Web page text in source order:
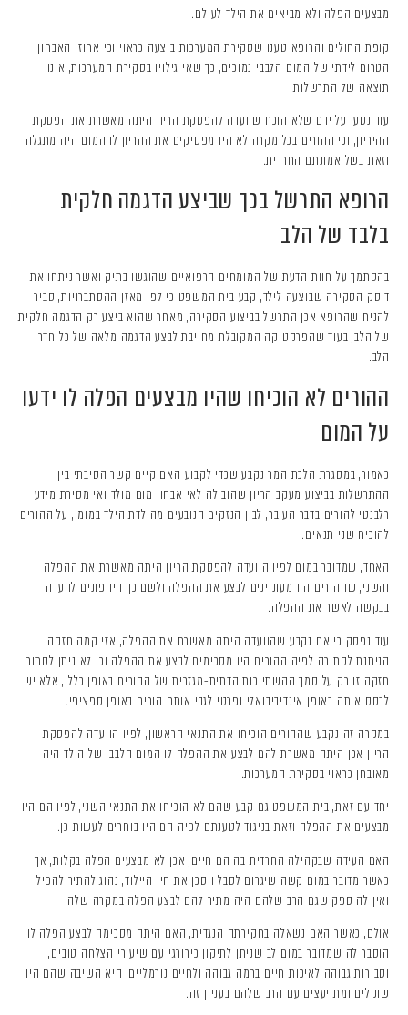
מבצעים הפלה ולא מביאים את הילד לעולם.
קופת החולים והרופא טענו שסקירת המערכות בוצעה כראוי וכי אחוזי האבחון
הטרום לידתי של המום הלבבי נמוכים, כך שאי גילויו בסקירת המערכות, אינו
תוצאה של התרשלות.
עוד נטען על ידם שלא הוכח שוועדה להפסקת הריון היתה מאשרת את הפסקת
ההיריון, וכי ההורים בכל מקרה לא היו מפסיקים את ההריון לו המום היה מתגלה
וזאת בשל אמונתם החרדית.
הרופא התרשל בכך שביצע הדגמה חלקית
בלבד של הלב
בהסתמך על חוות הדעת של המומחים הרפואיים שהוגשו בתיק ואשר ניתחו את
דיסק הסקירה שבוצעה לילד, קבע בית המשפט כי לפי מאזן ההסתברויות, סביר
להניח שהרופא אכן התרשל בביצוע הסקירה, מאחר שהוא ביצע רק הדגמה חלקית
של הלב, בעוד שהפרקטיקה המקובלת מחייבת לבצע הדגמה מלאה של כל חדרי
הלב.
ההורים לא הוכיחו שהיו מבצעים הפלה לו ידעו
על המום
כאמור, במסגרת הלכת המר נקבע שכדי לקבוע האם קיים קשר הסיבתי בין
ההתרשלות בביצוע מעקב הריון שהובילה לאי אבחון מום מולד ואי מסירת מידע
רלבנטי להורים בדבר העובר, לבין הנזקים הנובעים מהולדת הילד במומו, על ההורים
להוכיח שני תנאים.
האחד, שמדובר במום לפיו הוועדה להפסקת הריון היתה מאשרת את ההפלה
והשני, שההורים היו מעוניינים לבצע את ההפלה ולשם כך היו פונים לוועדה
בבקשה לאשר את ההפלה.
עוד נפסק כי אם נקבע שהוועדה היתה מאשרת את ההפלה, אזי קמה חזקה
הניתנת לסתירה לפיה ההורים היו מסכימים לבצע את ההפלה וכי לא ניתן לסתור
חזקה זו רק על סמך ההשתייכות הדתית-מגזרית של ההורים באופן כללי, אלא יש
לבסס אותה באופן אינדיבידואלי ופרטי לגבי אותם הורים באופן ספציפי.
במקרה זה נקבע שההורים הוכיחו את התנאי הראשון, לפיו הוועדה להפסקת
הריון אכן היתה מאשרת להם לבצע את ההפלה לו המום הלבבי של הילד היה
מאובחן כראוי בסקירת המערכות.
יחד עם זאת, בית המשפט גם קבע שהם לא הוכיחו את התנאי השני, לפיו הם היו
מבצעים את ההפלה וזאת בניגוד לטענתם לפיה הם היו בוחרים לעשות כן.
האם העידה שבקהילה החרדית בה הם חיים, אכן לא מבצעים הפלה בקלות, אך
כאשר מדובר במום קשה שיגרום לסבל ויסכן את חיי היילוד, נהוג להתיר להפיל
ואין לה ספק שגם הרב שלהם היה מתיר להם לבצע הפלה במקרה שלה.
אולם, כאשר האם נשאלה בחקירתה הנגדית, האם היתה מסכימה לבצע הפלה לו
הוסבר לה שמדובר במום לב שניתן לתיקון כירורגי עם שיעורי הצלחה טובים,
וסבירות גבוהה לאיכות חיים ברמה גבוהה ולחיים נורמליים, היא השיבה שהם היו
שוקלים ומתייעצים עם הרב שלהם בעניין זה.